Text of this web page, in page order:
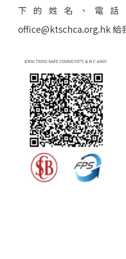
下的姓名、電
office@ktschca.org.hk 給